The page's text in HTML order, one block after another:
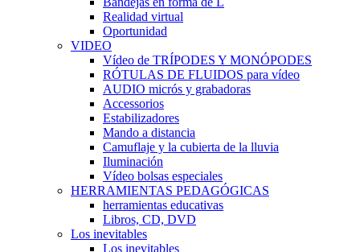
Realidad virtual
Oportunidad
VIDEO
Vídeo de TRÍPODES Y MONÓPODES
RÓTULAS DE FLUIDOS para vídeo
AUDIO micrós y grabadoras
Accessorios
Estabilizadores
Mando a distancia
Camuflaje y la cubierta de la lluvia
Iluminación
Vídeo bolsas especiales
HERRAMIENTAS PEDAGÓGICAS
herramientas educativas
Libros, CD, DVD
Los inevitables
Los inevitables